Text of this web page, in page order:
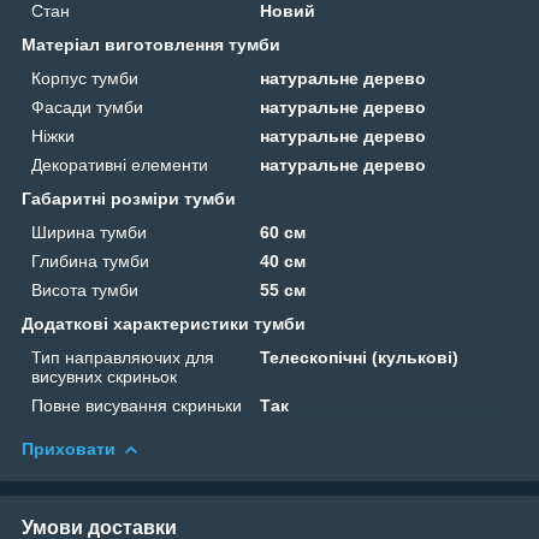
Стан
Новий
Матеріал виготовлення тумби
Корпус тумби
натуральне дерево
Фасади тумби
натуральне дерево
Ніжки
натуральне дерево
Декоративні елементи
натуральне дерево
Габаритні розміри тумби
Ширина тумби
60 см
Глибина тумби
40 см
Висота тумби
55 см
Додаткові характеристики тумби
Тип направляючих для
висувних скриньок
Телескопічні (кулькові)
Повне висування скриньки Так
Приховати
Умови доставки